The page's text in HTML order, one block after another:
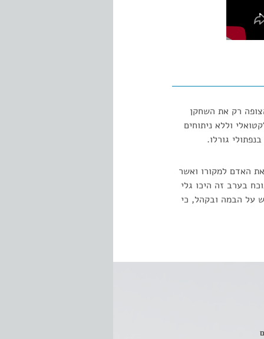
רק את השחקן
וללא ניתוחים
גורלו.
האדם למקורו ואשר
בערב זה היכו גלי
על הבמה ובקהל, כי